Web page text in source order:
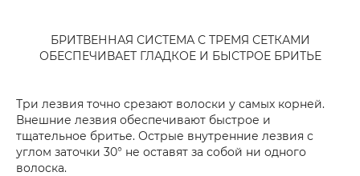
БРИТВЕННАЯ СИСТЕМА С ТРЕМЯ СЕТКАМИ
ОБЕСПЕЧИВАЕТ ГЛАДКОЕ И БЫСТРОЕ БРИТЬЕ
Три лезвия точно срезают волоски у самых корней.
Внешние лезвия обеспечивают быстрое и
тщательное бритье. Острые внутренние лезвия с
углом заточки 30° не оставят за собой ни одного
волоска.